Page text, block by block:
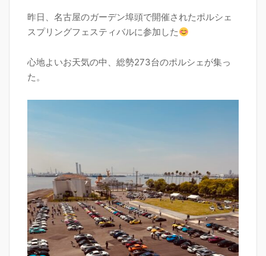
昨日、名古屋のガーデン埠頭で開催されたポルシェ
スプリングフェスティバルに参加した
心地よいお天気の中、総勢273台のポルシェが集っ
た。